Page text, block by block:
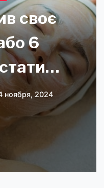
своє
6
ноября, 2024